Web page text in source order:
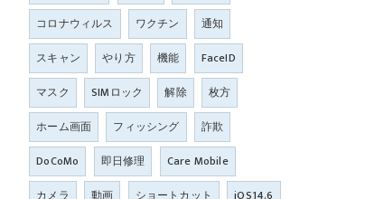
コロナウィルス
ワクチン
通知
スキャン
やり方 機能
FaceID
マスク
SIMロック 解除
枚方
ホーム画面
フィッシング
詐欺
DoCoMo
即日修理
Care Mobile
カメラ
動画 ショートカット
iOS14.6